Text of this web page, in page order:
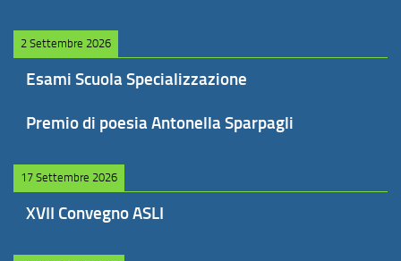
2 Settembre 2026
Esami Scuola Specializzazione
Premio di poesia Antonella Sparpagli
17 Settembre 2026
XVII Convegno ASLI